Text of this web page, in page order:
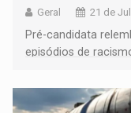
Geral 21 de
Pré-candidata
episódios de
hospital Heuro do